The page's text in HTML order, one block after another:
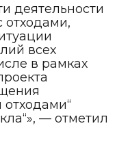
деятельности
отходами,
всех
в рамках
— отметил